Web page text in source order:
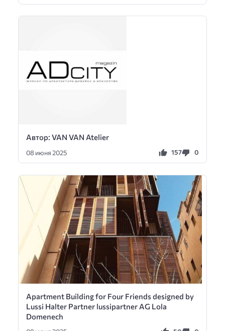
Автор: VAN VAN Atelier
08 июня 2025 157 0
Apartment Building for Four Friends designed by
Lussi Halter Partner lussipartner AG Lola
Domenech